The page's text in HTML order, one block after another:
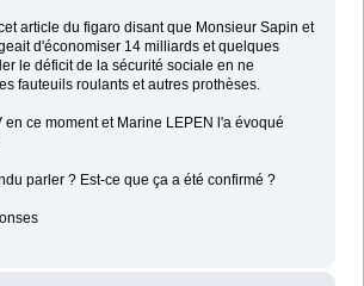
article du figaro disant que Monsieur Sapin et
d'économiser 14 milliards et quelques
le déficit de la sécurité sociale en ne
fauteuils roulants et autres prothèses.
en ce moment et Marine LEPEN l'a évoqué
parler ? Est-ce que ça a été confirmé ?